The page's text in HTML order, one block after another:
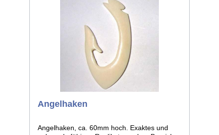
Angelhaken
Angelhaken, ca. 60mm hoch. Exaktes und